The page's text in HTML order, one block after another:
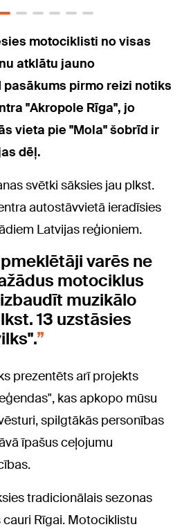
motociklisti no visas
atklātu jauno
pasākums pirmo reizi notiks
"Akropole Rīga", jo
vieta pie "Mola" šobrīd ir
dēļ.
svētki sāksies jau plkst.
autostāvvietā ieradīsies
Latvijas reģioniem.
varēs ne
motociklus
muzikālo
13 uzstāsies
prezentēts arī projekts
kas apkopo mūsu
spilgtākās personības
īpašus ceļojumu
tradicionālais sezonas
Rīgai. Motociklistu